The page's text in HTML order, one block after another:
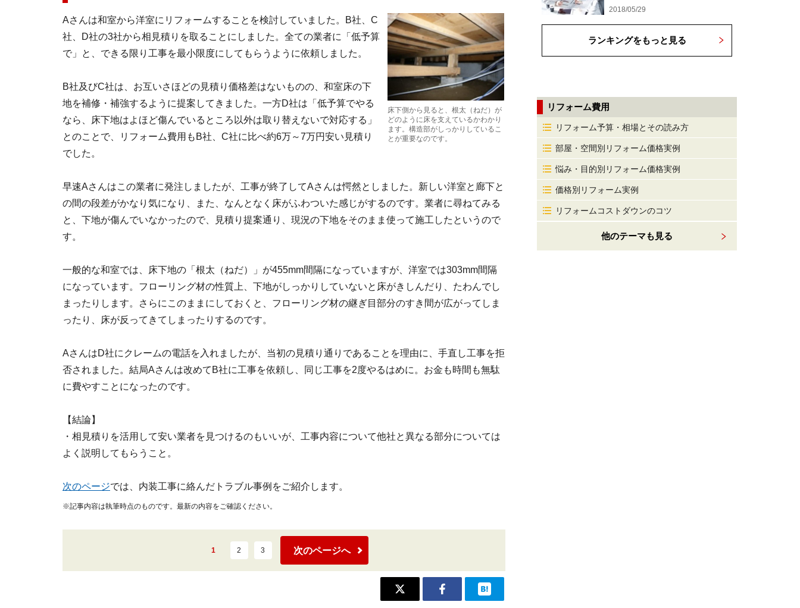
床下側から見ると、根太（ねだ）が
どのように床を支えているかわかり
ます。構造部がしっかりしているこ
とが重要なのです。
Aさんは和室から洋室にリフォームすることを検討していました。B社、C
社、D社の3社から相見積りを取ることにしました。全ての業者に「低予算
で」と、できる限り工事を最小限度にしてもらうように依頼しました。
B社及びC社は、お互いさほどの見積り価格差はないものの、和室床の下
地を補修・補強するように提案してきました。一方D社は「低予算でやる
なら、床下地はよほど傷んでいるところ以外は取り替えないで対応する」
とのことで、リフォーム費用もB社、C社に比べ約6万～7万円安い見積り
でした。
早速Aさんはこの業者に発注しましたが、工事が終了してAさんは愕然としました。新しい洋室と廊下と
の間の段差がかなり気になり、また、なんとなく床がふわついた感じがするのです。業者に尋ねてみる
と、下地が傷んでいなかったので、見積り提案通り、現況の下地をそのまま使って施工したというので
す。
一般的な和室では、床下地の「根太（ねだ）」が455mm間隔になっていますが、洋室では303mm間隔
になっています。フローリング材の性質上、下地がしっかりしていないと床がきしんだり、たわんでし
まったりします。さらにこのままにしておくと、フローリング材の継ぎ目部分のすき間が広がってしま
ったり、床が反ってきてしまったりするのです。
AさんはD社にクレームの電話を入れましたが、当初の見積り通りであることを理由に、手直し工事を拒
否されました。結局Aさんは改めてB社に工事を依頼し、同じ工事を2度やるはめに。お金も時間も無駄
に費やすことになったのです。
【結論】
・相見積りを活用して安い業者を見つけるのもいいが、工事内容について他社と異なる部分については
よく説明してもらうこと。
次のページでは、内装工事に絡んだトラブル事例をご紹介します。
※記事内容は執筆時点のものです。最新の内容をご確認ください。
1 2 3 次のページへ
2018/05/29
ランキングをもっと見る
リフォーム費用
リフォーム予算・相場とその読み方
部屋・空間別リフォーム価格実例
悩み・目的別リフォーム価格実例
価格別リフォーム実例
リフォームコストダウンのコツ
他のテーマも見る